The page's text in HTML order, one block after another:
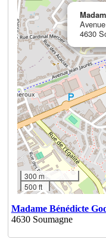
4630
300 m
500 ft
Madame Bénédicte
4630 Soumagne